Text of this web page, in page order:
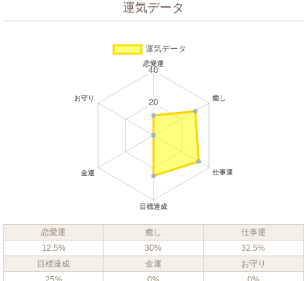
運気データ
恋愛運 癒し
仕事運
12.5%
30%
32.5%
目標達成
金運
お守り